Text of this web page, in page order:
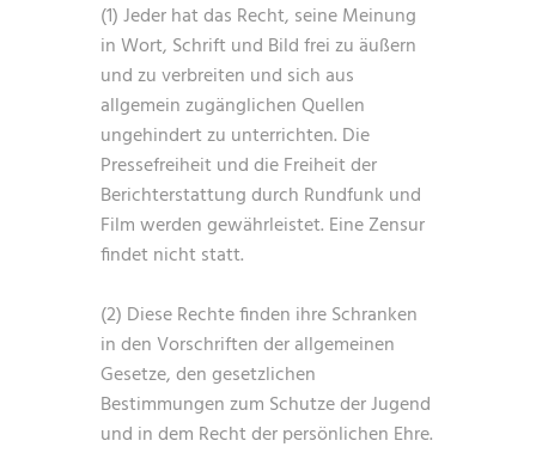
(1) Jeder hat das Recht, seine Meinung
in Wort, Schrift und Bild frei zu äußern
und zu verbreiten und sich aus
allgemein zugänglichen Quellen
ungehindert zu unterrichten. Die
Pressefreiheit und die Freiheit der
Berichterstattung durch Rundfunk und
Film werden gewährleistet. Eine Zensur
findet nicht statt.
(2) Diese Rechte finden ihre Schranken
in den Vorschriften der allgemeinen
Gesetze, den gesetzlichen
Bestimmungen zum Schutze der Jugend
und in dem Recht der persönlichen Ehre.